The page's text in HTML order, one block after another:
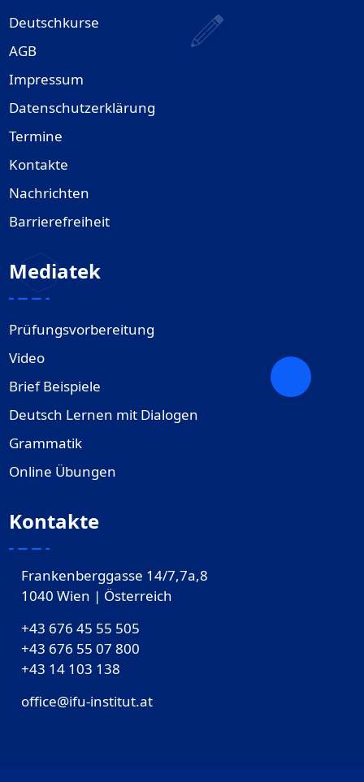
Deutschkurse
AGB
Impressum
Datenschutzerklärung
Termine
Kontakte
Nachrichten
Barrierefreiheit
Mediatek
Prüfungsvorbereitung
Video
Brief Beispiele
Deutsch Lernen mit Dialogen
Grammatik
Online Übungen
Kontakte
Frankenberggasse 14/7,7a,8
1040 Wien | Österreich
+43 676 45 55 505
+43 676 55 07 800
‎+43 14 103 138
office@ifu-institut.at